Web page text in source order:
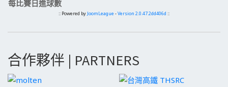
每比賽日進球數
:: Powered by JoomLeague -Version 2.0.47.2dd406d ::
合作夥伴 | PARTNERS